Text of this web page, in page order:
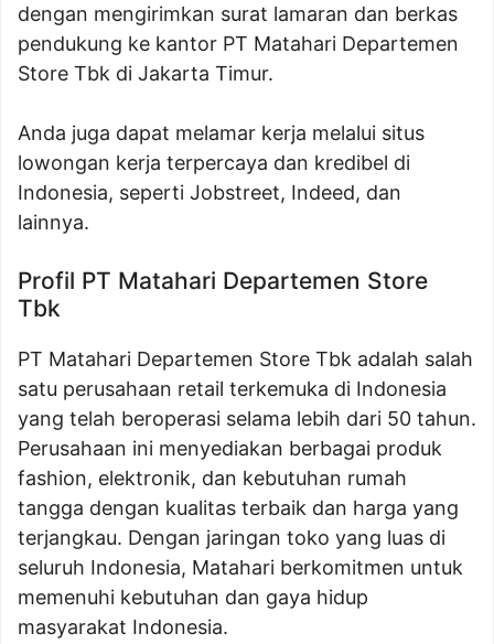
dengan mengirimkan surat lamaran dan berkas
pendukung ke kantor PT Matahari Departemen
Store Tbk di Jakarta Timur.
Anda juga dapat melamar kerja melalui situs
lowongan kerja terpercaya dan kredibel di
Indonesia, seperti Jobstreet, Indeed, dan
lainnya.
Profil PT Matahari Departemen Store
Tbk
PT Matahari Departemen Store Tbk adalah salah
satu perusahaan retail terkemuka di Indonesia
yang telah beroperasi selama lebih dari 50 tahun.
Perusahaan ini menyediakan berbagai produk
fashion, elektronik, dan kebutuhan rumah
tangga dengan kualitas terbaik dan harga yang
terjangkau. Dengan jaringan toko yang luas di
seluruh Indonesia, Matahari berkomitmen untuk
memenuhi kebutuhan dan gaya hidup
masyarakat Indonesia.